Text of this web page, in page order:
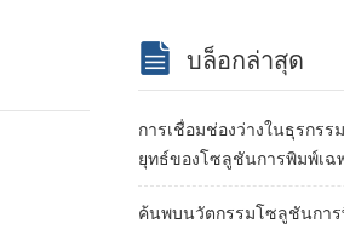
บล็อกล่าสุด
การเชื่อมช่องว่างในธุรกรร
ยุทธ์ของโซลูชันการพิมพ์เฉ
ค้นพบนวัตกรรมโซลูชันกา